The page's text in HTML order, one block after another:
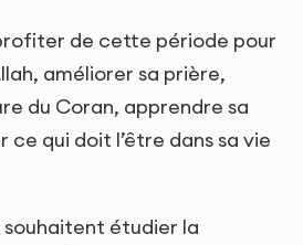
de cette période pour
améliorer sa prière,
du Coran, apprendre sa
qui doit l’être dans sa vie
souhaitent étudier la